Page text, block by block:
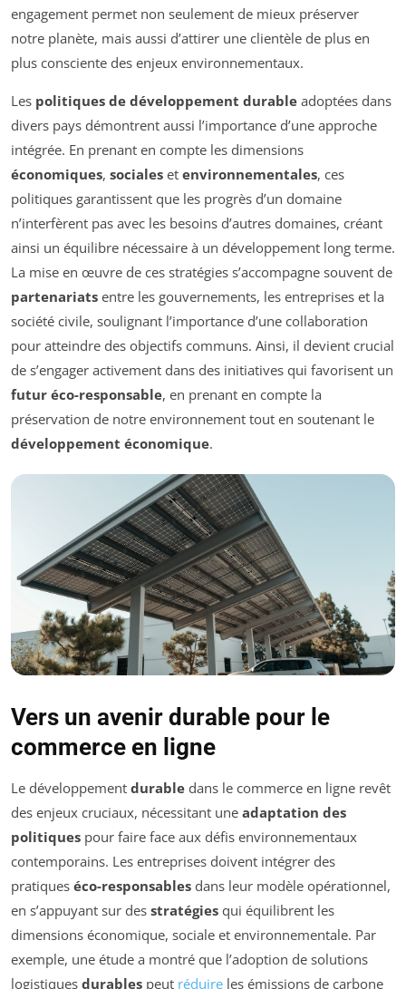
engagement permet non seulement de mieux préserver
notre planète, mais aussi d’attirer une clientèle de plus en
plus consciente des enjeux environnementaux.
Les politiques de développement durable adoptées dans
divers pays démontrent aussi l’importance d’une approche
intégrée. En prenant en compte les dimensions
économiques, sociales et environnementales, ces
politiques garantissent que les progrès d’un domaine
n’interfèrent pas avec les besoins d’autres domaines, créant
ainsi un équilibre nécessaire à un développement long terme.
La mise en œuvre de ces stratégies s’accompagne souvent de
partenariats entre les gouvernements, les entreprises et la
société civile, soulignant l’importance d’une collaboration
pour atteindre des objectifs communs. Ainsi, il devient crucial
de s’engager activement dans des initiatives qui favorisent un
futur éco-responsable, en prenant en compte la
préservation de notre environnement tout en soutenant le
développement économique.
Vers un avenir durable pour le
commerce en ligne
Le développement durable dans le commerce en ligne revêt
des enjeux cruciaux, nécessitant une adaptation des
politiques pour faire face aux défis environnementaux
contemporains. Les entreprises doivent intégrer des
pratiques éco-responsables dans leur modèle opérationnel,
en s’appuyant sur des stratégies qui équilibrent les
dimensions économique, sociale et environnementale. Par
exemple, une étude a montré que l’adoption de solutions
logistiques durables peut réduire les émissions de carbone